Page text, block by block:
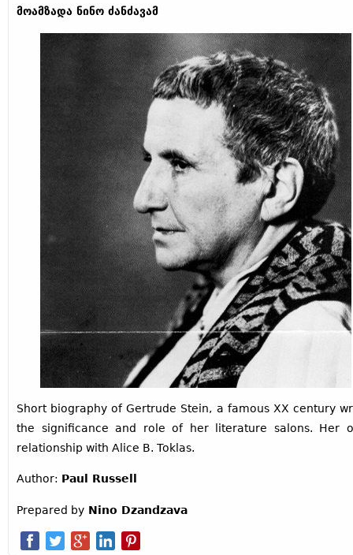
მოამზადა ნინო ძანძავამ
Short biography of Gertrude Stein, a famous XX century
the significance and role of her literature salons. Her
relationship with Alice B. Toklas.
Author: Paul Russell
Prepared by Nino Dzandzava